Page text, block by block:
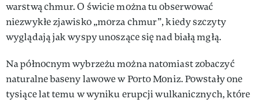
warstwą chmur. O świcie można tu obserwować
niezwykłe zjawisko „morza chmur”, kiedy szczyty
wyglądają jak wyspy unoszące się nad białą mgłą.
Na północnym wybrzeżu można natomiast zobaczyć
naturalne baseny lawowe w Porto Moniz. Powstały one
tysiące lat temu w wyniku erupcji wulkanicznych, które